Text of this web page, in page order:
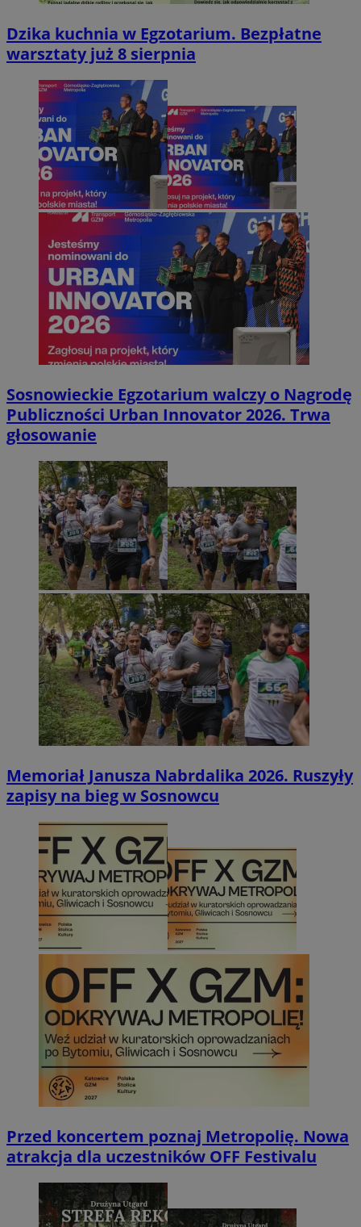
Dzika kuchnia w Egzotarium. Bezpłatne
warsztaty już 8 sierpnia
Sosnowieckie Egzotarium walczy o Nagrodę
Publiczności Urban Innovator 2026. Trwa
głosowanie
Memoriał Janusza Nabrdalika 2026. Ruszyły
zapisy na bieg w Sosnowcu
Przed koncertem poznaj Metropolię. Nowa
atrakcja dla uczestników OFF Festivalu